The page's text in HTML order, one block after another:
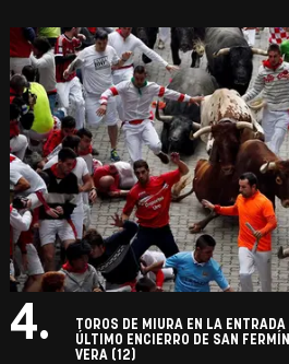
4.
TOROS DE MIURA EN LA
ÚLTIMO ENCIERRO DE SAN
VERA (12)